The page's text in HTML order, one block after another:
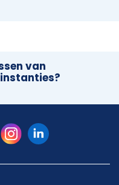
van